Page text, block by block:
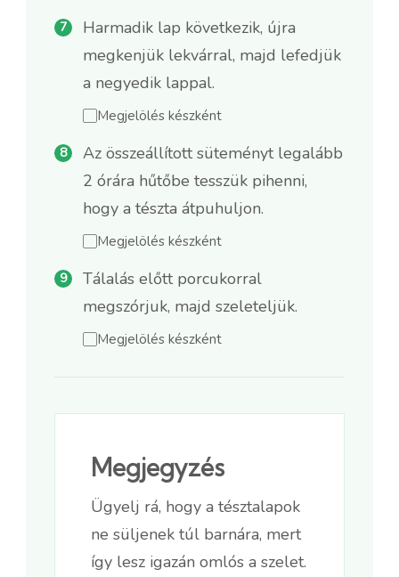
Harmadik lap következik, újra
megkenjük lekvárral, majd lefedjük
a negyedik lappal.
Megjelölés készként
Az összeállított süteményt legalább
2 órára hűtőbe tesszük pihenni,
hogy a tészta átpuhuljon.
Megjelölés készként
Tálalás előtt porcukorral
megszórjuk, majd szeleteljük.
Megjelölés készként
Megjegyzés
Ügyelj rá, hogy a tésztalapok
ne süljenek túl barnára, mert
így lesz igazán omlós a szelet.